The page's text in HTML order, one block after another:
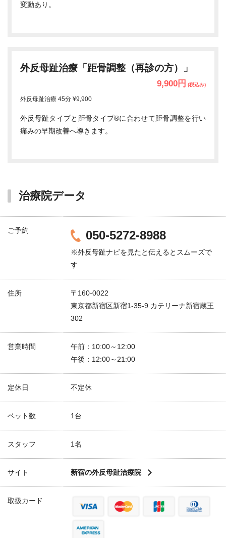
変動あり。
外反母趾治療「距骨調整（再診の方）」
9,900円 (税込み)
外反母趾治療 45分 ¥9,900
外反母趾タイプと距骨タイプ®に合わせて距骨調整を行い
痛みの早期改善へ導きます。
治療院データ
ご予約 050-5272-8988
※外反母趾ナビを見たと伝えるとスムーズで
す
住所
〒160-0022
東京都新宿区新宿1-35-9 カテリーナ新宿蔵王
302
営業時間
午前：10:00～12:00
午後：12:00～21:00
定休日 不定休
ベット数 1台
スタッフ 1名
サイト 新宿の外反母趾治療院
取扱カード